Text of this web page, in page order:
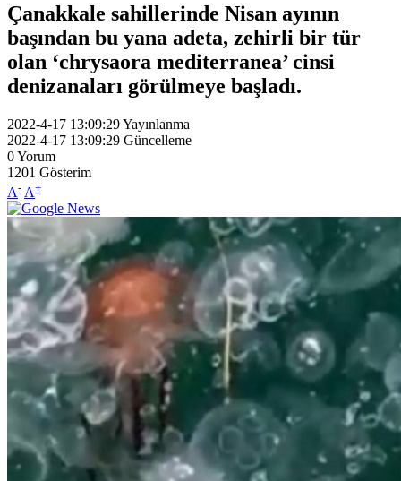
Çanakkale sahillerinde Nisan ayının
başından bu yana adeta, zehirli bir tür
olan ‘chrysaora mediterranea’ cinsi
denizanaları görülmeye başladı.
2022-4-17 13:09:29Yayınlanma
2022-4-17 13:09:29 Güncelleme
0Yorum
1201 Gösterim
A- A+